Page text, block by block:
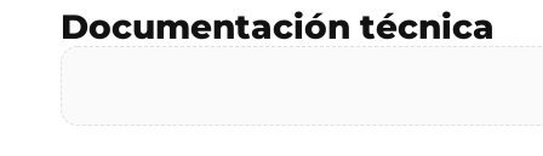
Documentación técnica